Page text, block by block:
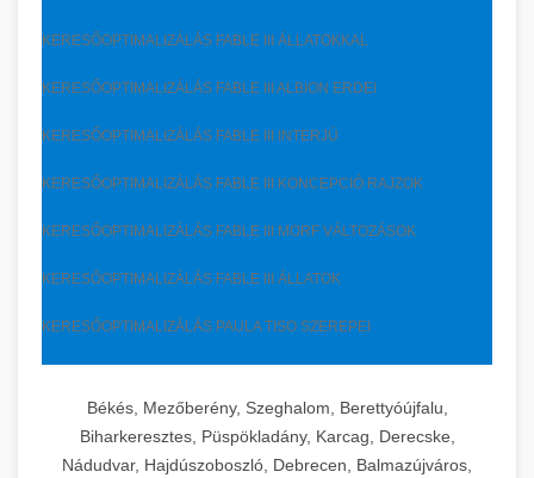
KERESŐOPTIMALIZÁLÁS FABLE III ÁLLATOKKAL
KERESŐOPTIMALIZÁLÁS FABLE III ALBION ERDEI
KERESŐOPTIMALIZÁLÁS FABLE III INTERJÚ
KERESŐOPTIMALIZÁLÁS FABLE III KONCEPCIÓ RAJZOK
KERESŐOPTIMALIZÁLÁS FABLE III MORF VÁLTOZÁSOK
KERESŐOPTIMALIZÁLÁS FABLE III ÁLLATOK
KERESŐOPTIMALIZÁLÁS PAULA TISO SZEREPEI
Békés, Mezőberény, Szeghalom, Berettyóújfalu,
Biharkeresztes, Püspökladány, Karcag, Derecske,
Nádudvar, Hajdúszoboszló, Debrecen, Balmazújváros,